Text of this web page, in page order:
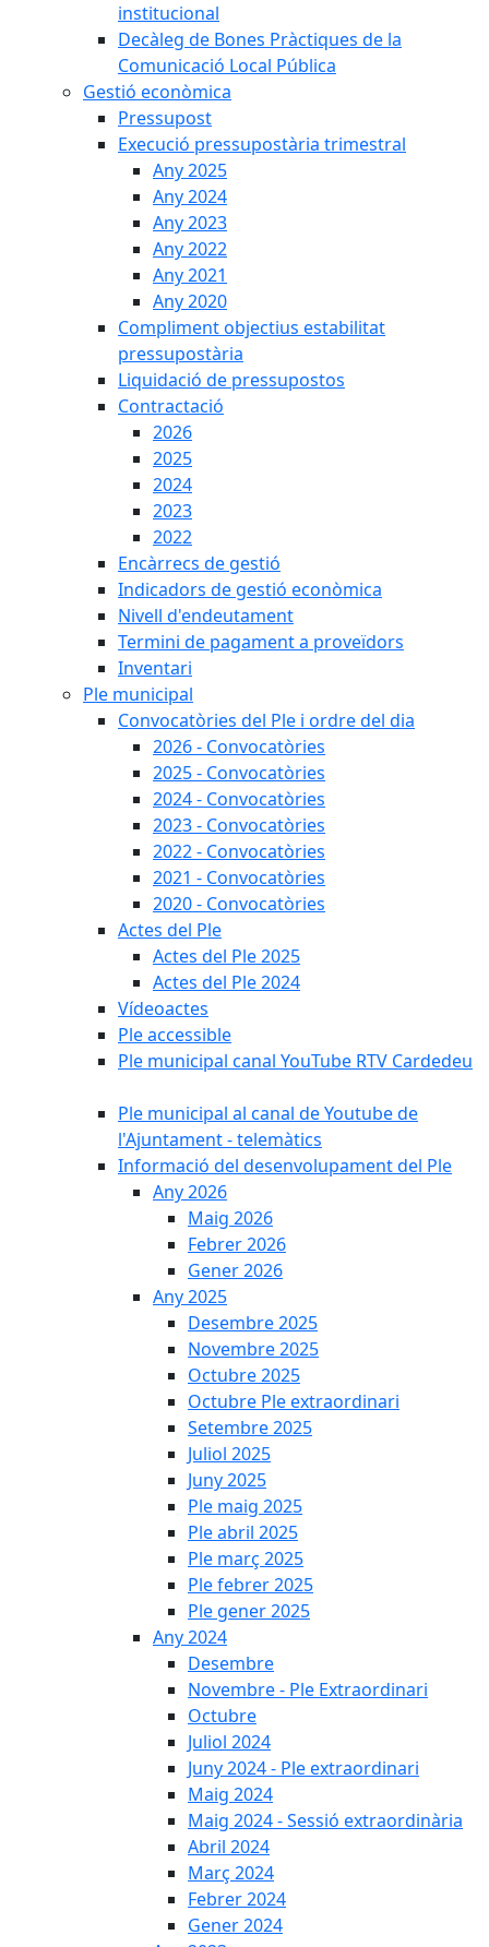
institucional
Decàleg de Bones Pràctiques de la
Comunicació Local Pública
Gestió econòmica
Pressupost
Execució pressupostària trimestral
Any 2025
Any 2024
Any 2023
Any 2022
Any 2021
Any 2020
Compliment objectius estabilitat
pressupostària
Liquidació de pressupostos
Contractació
2026
2025
2024
2023
2022
Encàrrecs de gestió
Indicadors de gestió econòmica
Nivell d'endeutament
Termini de pagament a proveïdors
Inventari
Ple municipal
Convocatòries del Ple i ordre del dia
2026 - Convocatòries
2025 - Convocatòries
2024 - Convocatòries
2023 - Convocatòries
2022 - Convocatòries
2021 - Convocatòries
2020 - Convocatòries
Actes del Ple
Actes del Ple 2025
Actes del Ple 2024
Vídeoactes
Ple accessible
Ple municipal canal YouTube RTV Cardedeu
Ple municipal al canal de Youtube de
l'Ajuntament - telemàtics
Informació del desenvolupament del Ple
Any 2026
Maig 2026
Febrer 2026
Gener 2026
Any 2025
Desembre 2025
Novembre 2025
Octubre 2025
Octubre Ple extraordinari
Setembre 2025
Juliol 2025
Juny 2025
Ple maig 2025
Ple abril 2025
Ple març 2025
Ple febrer 2025
Ple gener 2025
Any 2024
Desembre
Novembre - Ple Extraordinari
Octubre
Juliol 2024
Juny 2024 - Ple extraordinari
Maig 2024
Maig 2024 - Sessió extraordinària
Abril 2024
Març 2024
Febrer 2024
Gener 2024